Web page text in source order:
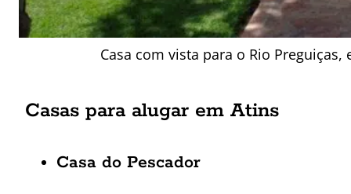
Casa com vista para o Rio
Casas para alugar em Atins
Casa do Pescador